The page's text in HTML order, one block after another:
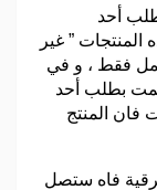
أحد
” غير
عمل فقط ، و في
بطلب أحد
فان المنتج
فاه ستصل